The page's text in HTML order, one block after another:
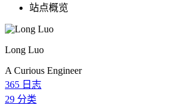
站点概览
Long Luo
A Curious Engineer
365 日志
29 分类